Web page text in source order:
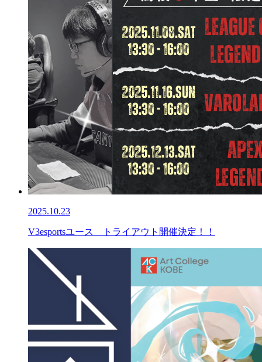
2025.10.23
V3esportsユース トライアウト開催決定！！